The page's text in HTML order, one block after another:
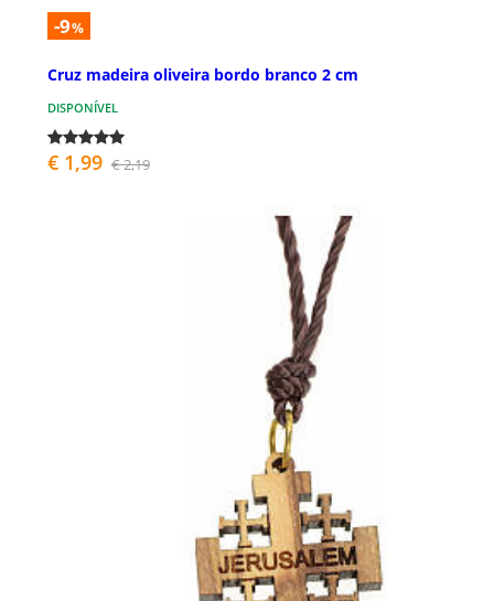
-9%
Cruz madeira oliveira bordo branco 2 cm
DISPONÍVEL
€ 1,99 € 2,19